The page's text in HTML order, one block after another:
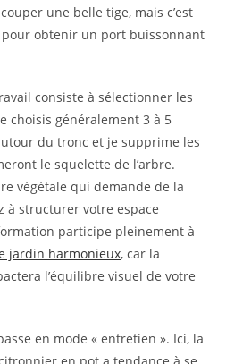
une belle tige, mais c’est
obtenir un port buissonnant
consiste à sélectionner les
choisis généralement 3 à 5
du tronc et je supprime les
le squelette de l’arbre.
végétale qui demande de la
à structurer votre espace
participe pleinement à
jardin harmonieux, car la
l’équilibre visuel de votre
en mode « entretien ». Ici, la